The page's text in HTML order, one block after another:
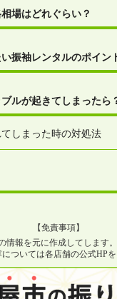
場はどれぐらい？
振袖レンタルのポイン
ルが起きてしまったら
しまった時の対処法
【免責事項】
情報を元に作成してします。
ついては各店舗の公式HPを
無断転用禁止
Unauthorized copying